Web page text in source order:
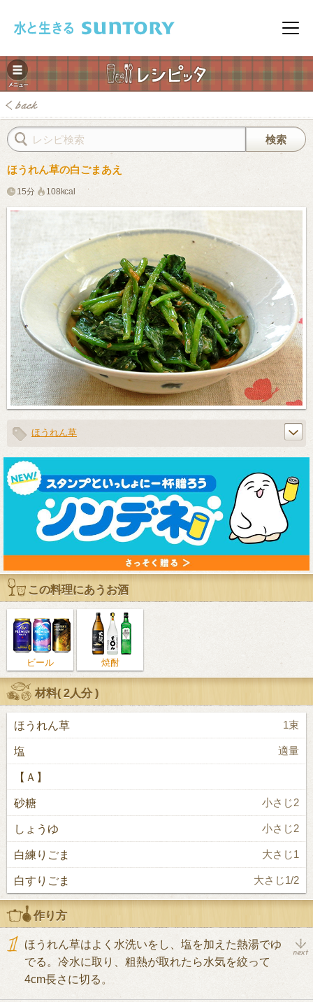
メニ
レシピ
ほうれん草の白ごまあえ
15分 108kcal
ほうれん草
この料理にあうお酒
ビール 焼酎
材料(2人分)
ほうれん草 1束
塩 適量
【Ａ】
砂糖 小さじ2
しょうゆ 小さじ2
白練りごま 大さじ1
白すりごま 大さじ1/2
作り方
ほうれん草はよく水洗いをし、塩を加えた熱湯でゆ
でる。冷水に取り、粗熱が取れたら水気を絞って
4cm長さに切る。